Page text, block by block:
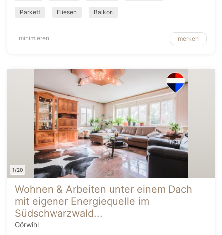
Parkett Fliesen Balkon
minimieren merken
1/20
Wohnen & Arbeiten unter einem Dach
mit eigener Energiequelle im
Südschwarzwald...
Görwihl